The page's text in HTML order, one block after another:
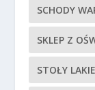
SCHODY
SKLEP Z
STOŁY